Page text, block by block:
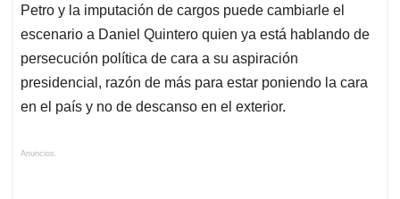
Petro y la imputación de cargos puede cambiarle el
escenario a Daniel Quintero quien ya está hablando de
persecución política de cara a su aspiración
presidencial, razón de más para estar poniendo la cara
en el país y no de descanso en el exterior.
Anuncios.